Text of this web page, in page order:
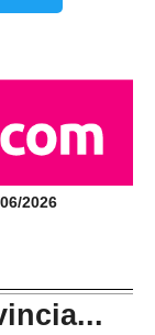
2026